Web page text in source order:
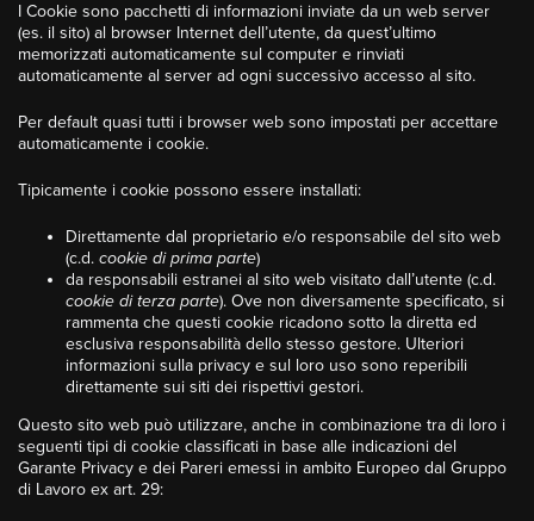
I Cookie sono pacchetti di informazioni inviate da un web server
(es. il sito) al browser Internet dell’utente, da quest’ultimo
memorizzati automaticamente sul computer e rinviati
automaticamente al server ad ogni successivo accesso al sito.
Per default quasi tutti i browser web sono impostati per accettare
automaticamente i cookie.
Tipicamente i cookie possono essere installati:
Direttamente dal proprietario e/o responsabile del sito web
(c.d. cookie di prima parte)
da responsabili estranei al sito web visitato dall’utente (c.d.
cookie di terza parte). Ove non diversamente specificato, si
rammenta che questi cookie ricadono sotto la diretta ed
esclusiva responsabilità dello stesso gestore. Ulteriori
informazioni sulla privacy e sul loro uso sono reperibili
direttamente sui siti dei rispettivi gestori.
Questo sito web può utilizzare, anche in combinazione tra di loro i
seguenti tipi di cookie classificati in base alle indicazioni del
Garante Privacy e dei Pareri emessi in ambito Europeo dal Gruppo
di Lavoro ex art. 29: